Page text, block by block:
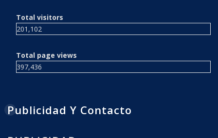
Total visitors
201,102
Total page views
397,436
Publicidad Y Contacto